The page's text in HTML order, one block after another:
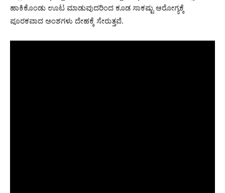
ಹಾಕಿಕೊಂಡು ಊಟ ಮಾಡುವುದರಿಂದ ಕೂಡ ಸಾಕಷ್ಟು ಆರೋಗ್ಯಕ್ಕೆ
ಪೂರಕವಾದ ಅಂಶಗಳು ದೇಹಕ್ಕೆ ಸೇರುತ್ತವೆ.